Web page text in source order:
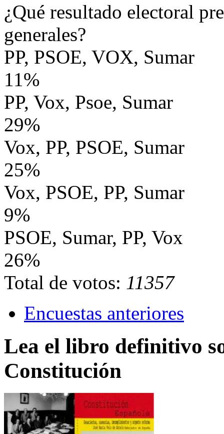
¿Qué resultado electoral
generales?
PP, PSOE, VOX, Sumar
11%
PP, Vox, Psoe, Sumar
29%
Vox, PP, PSOE, Sumar
25%
Vox, PSOE, PP, Sumar
9%
PSOE, Sumar, PP, Vox
26%
Total de votos: 11357
Encuestas anteriores
Lea el libro definitivo
Constitución